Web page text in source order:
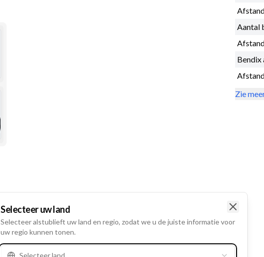
Aantal
Bendix
Zie
Selecteer uw land
Selecteer alstublieft uw land en regio, zodat we u de juiste informatie voor
uw regio kunnen tonen.
Selecteer land